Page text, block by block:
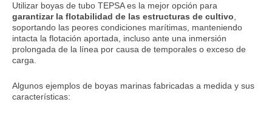
Utilizar boyas de tubo TEPSA es la mejor opción para
garantizar la flotabilidad de las estructuras de cultivo,
soportando las peores condiciones marítimas, manteniendo
intacta la flotación aportada, incluso ante una inmersión
prolongada de la línea por causa de temporales o exceso de
carga.
Algunos ejemplos de boyas marinas fabricadas a medida y sus
características: